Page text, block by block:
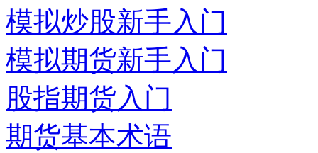
模拟炒股新手入门
模拟期货新手入门
股指期货入门
期货基本术语